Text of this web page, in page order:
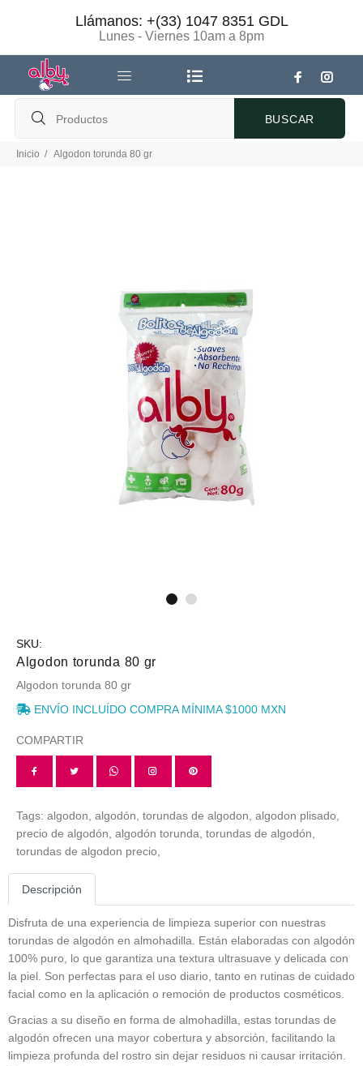
Llámanos: +(33) 1047 8351 GDL
Lunes - Viernes 10am a 8pm
BUSCAR
Inicio Algodon torunda 80 gr
SKU:
Algodon torunda 80 gr
Algodon torunda 80 gr
ENVÍO INCLUÍDO COMPRA MÍNIMA $1000 MXN
COMPARTIR
Tags: algodon, algodón, torundas de algodon, algodon plisado,
precio de algodón, algodón torunda, torundas de algodón,
torundas de algodon precio,
Descripción
Disfruta de una experiencia de limpieza superior con nuestras
torundas de algodón en almohadilla. Están elaboradas con algodón
100% puro, lo que garantiza una textura ultrasuave y delicada con
la piel. Son perfectas para el uso diario, tanto en rutinas de cuidado
facial como en la aplicación o remoción de productos cosméticos.
Gracias a su diseño en forma de almohadilla, estas torundas de
algodón ofrecen una mayor cobertura y absorción, facilitando la
limpieza profunda del rostro sin dejar residuos ni causar irritación.